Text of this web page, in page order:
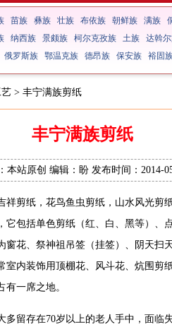
苗族 彝族 壮族 布依族 朝鲜族 满族
纳西族 景颇族 柯尔克孜族 土族 达斡
俄罗斯族 鄂温克族 德昂族 保安族 裕固
艺 > 丰宁满族剪纸
丰宁满族剪纸
本站原创 编辑：盼 发布时间：2014-
祥剪纸，花鸟鱼虫剪纸，山水风光剪
它包括单色剪纸（红、白、黑等）、
窗花、祭神祖吊签（挂签）、阴天扫
室内装饰用顶棚花、风斗花、炕围剪
一席之地。
多留存在70岁以上的老人手中，面临